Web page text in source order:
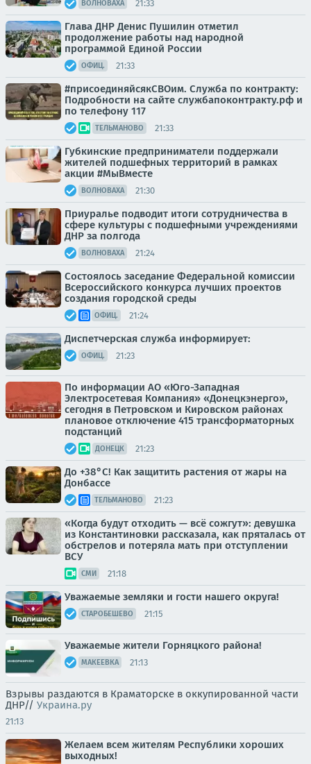
ВОЛНОВАХА 21:33
Глава ДНР Денис Пушилин отметил
продолжение работы над народной
программой Единой России
ОФИЦ. 21:33
#присоединяйсякСВОим. Служба по контракту:
Подробности на сайте службапоконтракту.рф и
по телефону 117
ТЕЛЬМАНОВО 21:33
Губкинские предприниматели поддержали
жителей подшефных территорий в рамках
акции #МыВместе
ВОЛНОВАХА 21:30
Приуралье подводит итоги сотрудничества в
сфере культуры с подшефными учреждениями
ДНР за полгода
ВОЛНОВАХА 21:24
Состоялось заседание Федеральной комиссии
Всероссийского конкурса лучших проектов
создания городской среды
ОФИЦ. 21:24
Диспетчерская служба информирует:
ОФИЦ. 21:23
По информации АО «Юго-Западная
Электросетевая Компания» «Донецкэнерго»,
сегодня в Петровском и Кировском районах
плановое отключение 415 трансформаторных
подстанций
ДОНЕЦК 21:23
До +38°С! Как защитить растения от жары на
Донбассе
ТЕЛЬМАНОВО 21:23
«Когда будут отходить — всё сожгут»: девушка
из Константиновки рассказала, как пряталась от
обстрелов и потеряла мать при отступлении
ВСУ
СМИ 21:18
Уважаемые земляки и гости нашего округа!
СТАРОБЕШЕВО 21:15
Уважаемые жители Горняцкого района!
МАКЕЕВКА 21:13
Взрывы раздаются в Краматорске в оккупированной части
ДНР// Украина.ру
21:13
Желаем всем жителям Республики хороших
выходных!